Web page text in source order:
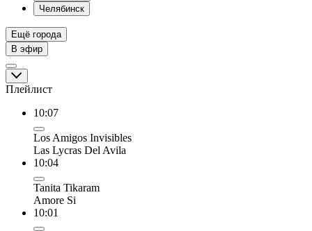
Челябинск
Ещё города
В эфир
Плейлист
10:07
Los Amigos Invisibles
Las Lycras Del Avila
10:04
Tanita Tikaram
Amore Si
10:01